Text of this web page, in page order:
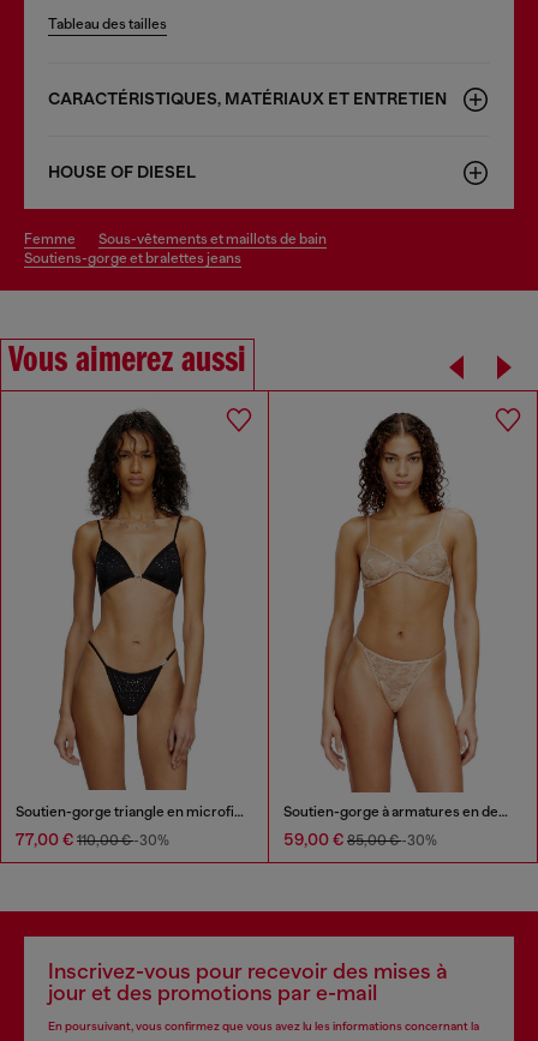
Tableau des tailles
CARACTÉRISTIQUES, MATÉRIAUX ET ENTRETIEN
HOUSE OF DIESEL
femme
sous-vêtements et maillots de bain
soutiens-gorge et bralettes jeans
Vous aimerez aussi
Soutien-gorge triangle en microfibre avec cristaux
77,00 € 110,00 €-30%
Soutien-gorge à armatures en dentelle de nylon
59,00 € 85,00 €-30%
Inscrivez-vous pour recevoir des mises à
jour et des promotions par e-mail
En poursuivant, vous confirmez que vous avez lu les informations concernant la